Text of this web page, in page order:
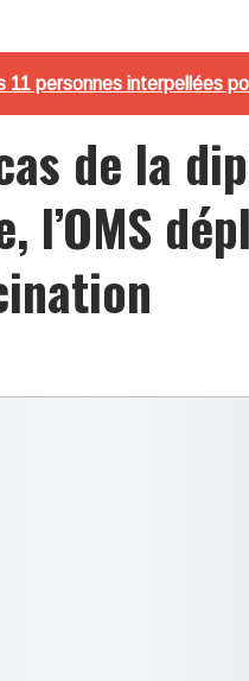
personnes interpellées
de la
l’OMS